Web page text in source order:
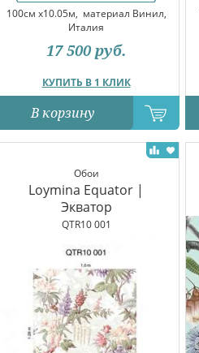
100см x10.05м, материал Винил,
Италия
КУПИТЬ В 1 КЛИК
17 500 руб.
В корзину
Обои
Loymina Equator |
Экватор
QTR10 001